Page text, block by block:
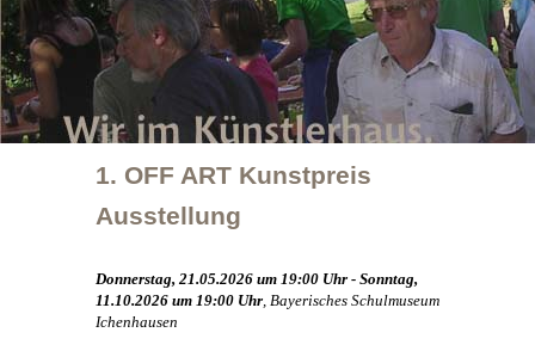
1. OFF ART Kunstpreis
Ausstellung
Donnerstag, 21.05.2026 um 19:00 Uhr - Sonntag,
11.10.2026 um 19:00 Uhr , Bayerisches Schulmuseum
Ichenhausen